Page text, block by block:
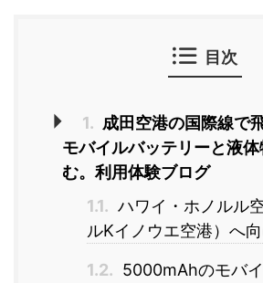
目次
1. 成田空港の国際線で
モバイルバッテリーと液
む。利用体験ブログ
1.1. ハワイ・ホノルル
ルKイノウエ空港）へ
1.2. 5000mAhのモバ